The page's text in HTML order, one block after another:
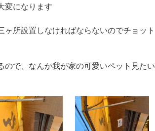
変になります
ヶ所設置しなければならないのでチョット
ので、なんか我が家の可愛いペット見たい